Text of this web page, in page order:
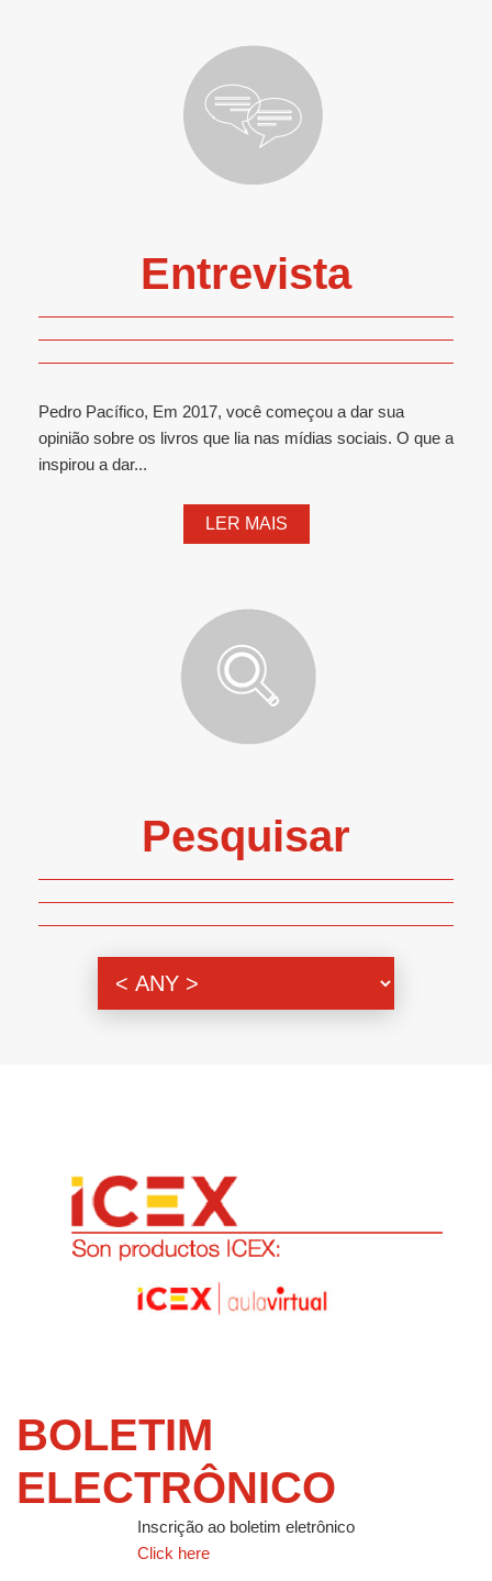
Entrevista
Pedro Pacífico, Em 2017, você começou a dar sua
opinião sobre os livros que lia nas mídias sociais. O que a
inspirou a dar...
LER MAIS
Pesquisar
BOLETIM
ELECTRÔNICO
Inscrição ao boletim eletrônico
Click here